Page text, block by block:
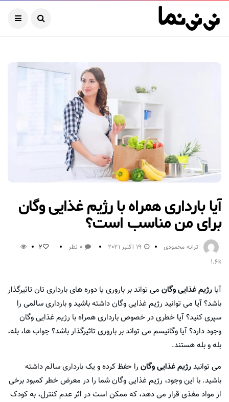
آیا بارداری همراه با رژیم غذایی وگان
برای من مناسب است؟
ترانه محمودی 19 اکتبر 2021 0 نظر 2
1.6k
آیا رژیم غذایی وگان می تواند بر باروری یا دوره های بارداری تان تاثیرگذار
باشد؟ آیا می توانید رژیم غذایی وگان داشته باشید و بارداری سالمی را
سپری کنید؟ آیا خطری در خصوص بارداری همراه با رژیم غذایی وگان
وجود دارد؟ آیا وگانیسم می تواند بر باروری تاثیرگذار باشد؟ جواب ها، بله،
بله و بله هستند.
می توانیدرژیم غذایی وگان را حفظ کرده و یک بارداری سالم داشته
باشید. با این وجود، رژیم غذایی وگان شما را در معرض خطر کمبود برخی
از مواد مغذی قرار می دهد، که ممکن است در اثر عدم کنترل، به کودک